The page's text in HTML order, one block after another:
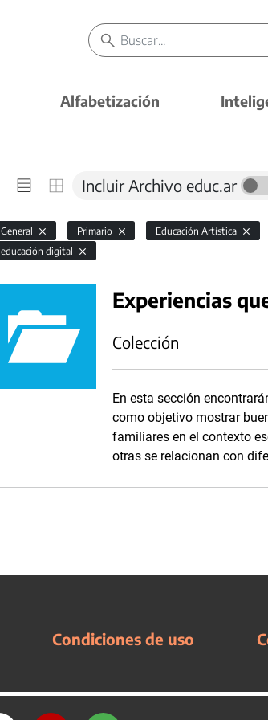
Alfabetización
Incluir Archivo educ.ar
General Primario Educación Artística
educación digital
Experiencias
Colección
En esta sección
como objetivo mostrar
familiares en el contexto
otras se relacionan con
Condiciones de uso